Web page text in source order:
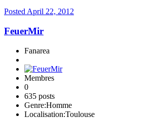
Posted April 22, 2012
FeuerMir
Fanarea
Membres
0
635 posts
Genre:Homme
Localisation:Toulouse